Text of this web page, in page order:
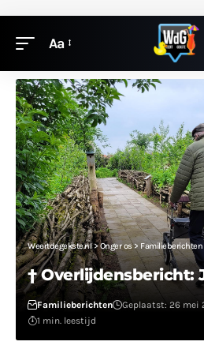
Aa
Weertdegekste.nl>Onger os> Familieberichten
† Overlijdensbericht:
Familieberichten Geplaatst: 26 mei
1 min. leestijd